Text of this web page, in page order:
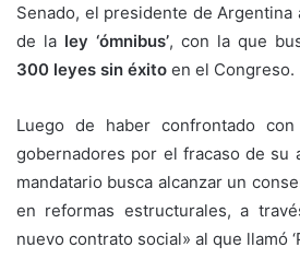
Senado, el presidente de Argentina
de la ley ‘ómnibus’, con la que
300 leyes sin éxito en el Congreso.
Luego de haber confrontado
gobernadores por el fracaso de su
mandatario busca alcanzar un
en reformas estructurales, a
nuevo contrato social» al que llamó